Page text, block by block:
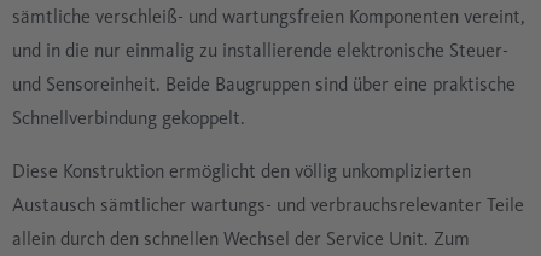
sämtliche verschleiß- und wartungsfreien Komponenten vereint,
und in die nur einmalig zu installierende elektronische Steuer-
und Sensoreinheit. Beide Baugruppen sind über eine praktische
Schnellverbindung gekoppelt.
Diese Konstruktion ermöglicht den völlig unkomplizierten
Austausch sämtlicher wartungs- und verbrauchsrelevanter Teile
allein durch den schnellen Wechsel der Service Unit. Zum